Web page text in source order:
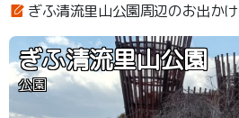
ぎふ清流里山公園周辺のお出か
ぎふ清流里山公園
公園